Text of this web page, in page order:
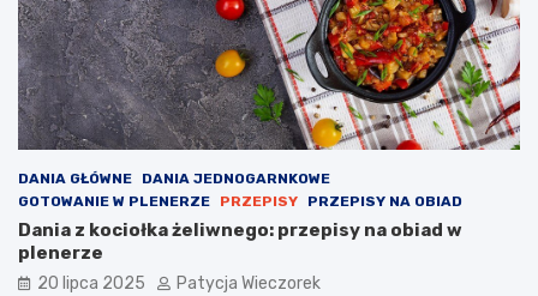
DANIA GŁÓWNE
DANIA JEDNOGARNKOWE
GOTOWANIE W PLENERZE
PRZEPISY PRZEPISY NA OBIAD
Dania z kociołka żeliwnego: przepisy na obiad w
plenerze
20 lipca 2025 Patycja Wieczorek